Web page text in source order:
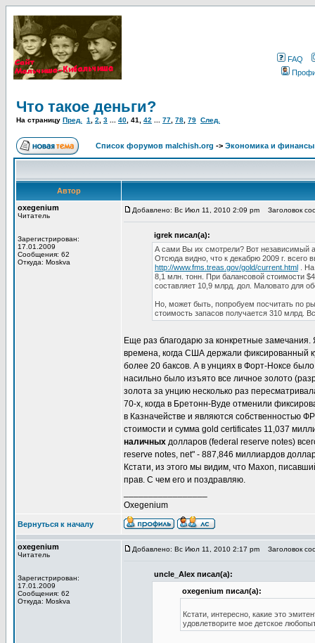
FAQ
Что такое деньги?
На страницу Пред. 1 2 3 40 41 42 77 78 79 След.
Список форумов malchish.org -> Экономика и финансы
Автор
oxegenium
Читатель
Зарегистрирован:
17.01.2009
Сообщения: 62
Откуда: Moskva
Добавлено: Вс Июл 11, 2010 2:09 pm Заголовок
igrek писал(а):
А сами Вы их смотрели? Вот независимый
Отсюда видно, что к декабрю 2009 г.
http://www.fms.treas.gov/gold/current.html .
8,1 млн. тонн. При балансовой стоимости
составляет 10,9 млрд. дол. Маловато для
Но, может быть, попробуем посчитать по
стоимость запасов получается 310 млрд.
Еще раз благодарю за конкретные
времена, когда США держали фиксированный
более 20 баксов. А в унциях в Форт-Ноксе
насильно было изъято все личное золото
золота за унцию несколько раз
70-х, когда в Бретонн-Вуде отменили
в Казначействе и являются собственностью
стоимости и сумма gold certificates 11,037
наличных долларов (federal reserve notes)
reserve notes, net" - 887,846 миллиардов
Кстати, из этого мы видим, что Maxon,
прав. С чем его и поздравляю.
Oxegenium
Вернуться к началу
oxegenium
Читатель
Зарегистрирован:
17.01.2009
Сообщения: 62
Откуда: Moskva
Добавлено: Вс Июл 11, 2010 2:17 pm Заголовок
uncle_Alex писал(а):
oxegenium писал(а):
Кстати, интересно, какие это
удовлетворите мое детское